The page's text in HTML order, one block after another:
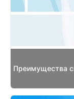
Преимущества